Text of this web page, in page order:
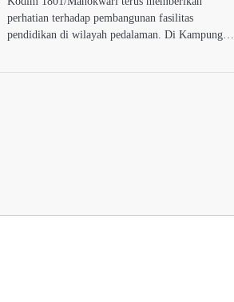
perhatian terhadap pembangunan fasilitas
pendidikan di wilayah pedalaman. Di Kampung…